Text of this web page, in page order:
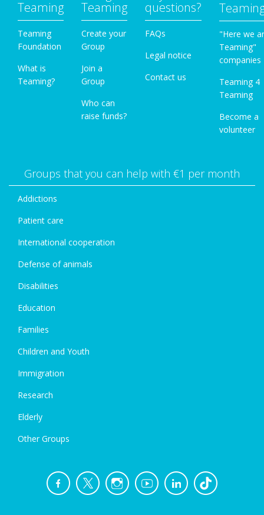
Teaming
Teaming
Foundation
What is
Teaming?
Teaming
Create your
Group
Join a
Group
Who can
raise funds?
questions?
FAQs
Legal notice
Contact us
"Here we
Teaming"
companies
Teaming 4
Teaming
Become a
volunteer
Groups that you can help with €1 per month
Addictions
Patient care
International cooperation
Defense of animals
Disabilities
Education
Families
Children and Youth
Immigration
Research
Elderly
Other Groups